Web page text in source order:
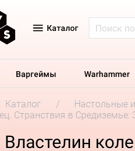
Каталог
Варгеймы Warhammer
Каталог Настольные
Странствия в Средиземье: